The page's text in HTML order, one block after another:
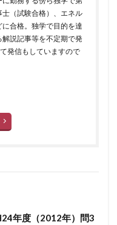
（試験合格）、エネル
合格。独学で目的を達
説記事等を不定期で発
発信もしていますので
年度（2012年）問3